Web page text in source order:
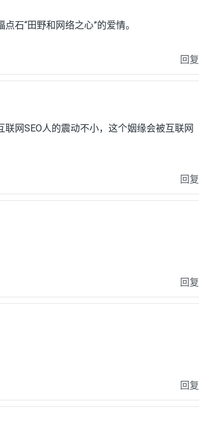
石“田野和网络之心”的爱情。
回复
网SEO人的震动不小，这个姻缘会被互联网
回复
回复
回复